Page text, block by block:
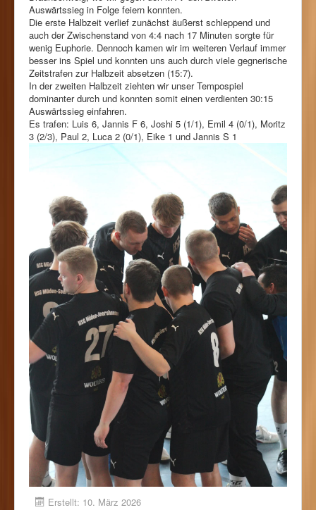
Auswärtssieg in Folge feiern konnten.
Die erste Halbzeit verlief zunächst äußerst schleppend und
auch der Zwischenstand von 4:4 nach 17 Minuten sorgte für
wenig Euphorie. Dennoch kamen wir im weiteren Verlauf immer
besser ins Spiel und konnten uns auch durch viele gegnerische
Zeitstrafen zur Halbzeit absetzen (15:7).
In der zweiten Halbzeit ziehten wir unser Tempospiel
dominanter durch und konnten somit einen verdienten 30:15
Auswärtssieg einfahren.
Es trafen: Luis 6, Jannis F 6, Joshi 5 (1/1), Emil 4 (0/1), Moritz
3 (2/3), Paul 2, Luca 2 (0/1), Eike 1 und Jannis S 1
Erstellt: 10. März 2026